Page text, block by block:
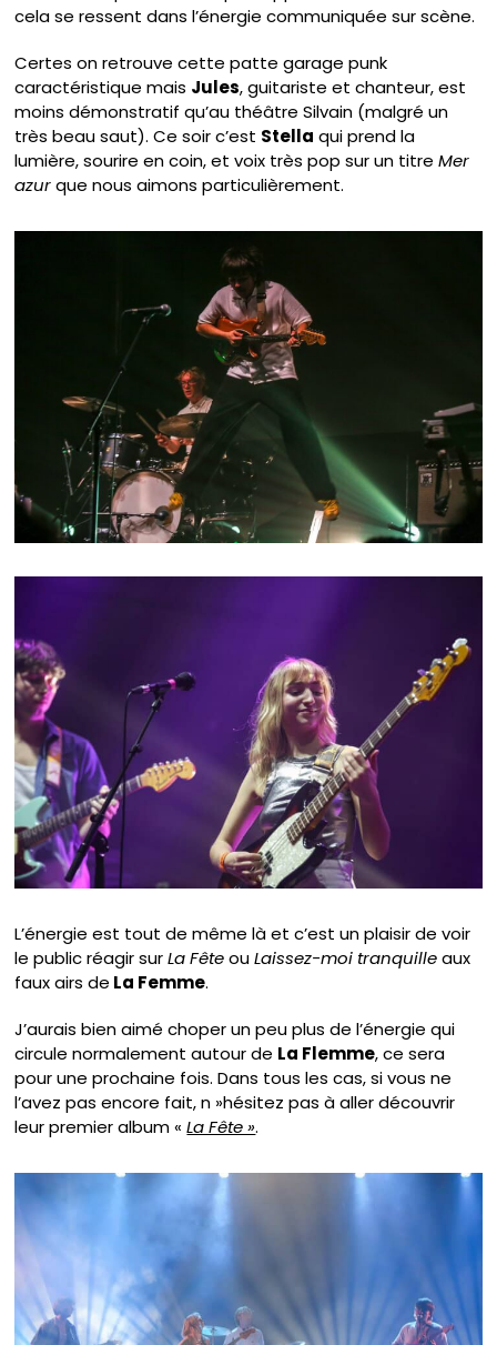
cela se ressent dans l’énergie communiquée sur scène.
Certes on retrouve cette patte garage punk
caractéristique mais Jules, guitariste et chanteur, est
moins démonstratif qu’au théâtre Silvain (malgré un
très beau saut). Ce soir c’est Stella qui prend la
lumière, sourire en coin, et voix très pop sur un titreMer
azurque nous aimons particulièrement.
L’énergie est tout de même là et c’est un plaisir de voir
le public réagir surLa FêteouLaissez-moi tranquilleaux
faux airs de La Femme.
J’aurais bien aimé choper un peu plus de l’énergie qui
circule normalement autour de La Flemme, ce sera
pour une prochaine fois. Dans tous les cas, si vous ne
l’avez pas encore fait, n »hésitez pas à aller découvrir
leur premier album «La Fête ».